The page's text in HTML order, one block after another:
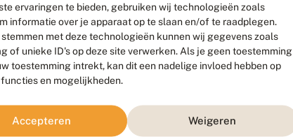
ervaringen te bieden, gebruiken wij technologieën zoals
informatie over je apparaat op te slaan en/of te raadplegen.
stemmen met deze technologieën kunnen wij gegevens zoals
of unieke ID's op deze site verwerken. Als je geen toestemming
toestemming intrekt, kan dit een nadelige invloed hebben op
en mogelijkheden.
Accepteren Weigeren